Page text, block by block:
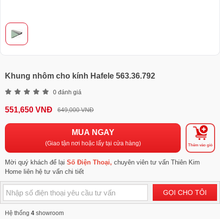
Khung nhôm cho kính Hafele 563.36.792
0 đánh giá
551,650 VNĐ 649,000 VNĐ
MUA NGAY
(Giao tận nơi hoặc lấy tại cửa hàng) Thêm vào giỏ
Mời quý khách để lại Số Điện Thoại, chuyên viên tư vấn Thiên Kim
Home liên hệ tư vấn chi tiết
GỌI CHO TÔI
Hệ thống 4 showroom